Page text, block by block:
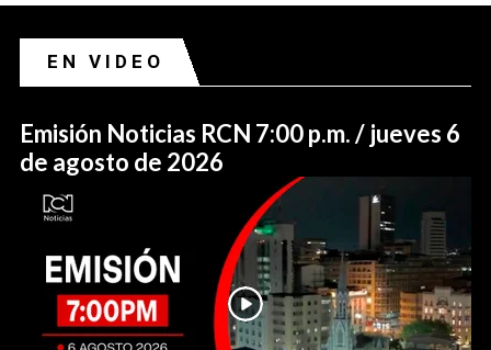
EN VIDEO
Emisión Noticias RCN 7:00 p.m. / jueves 6
de agosto de 2026